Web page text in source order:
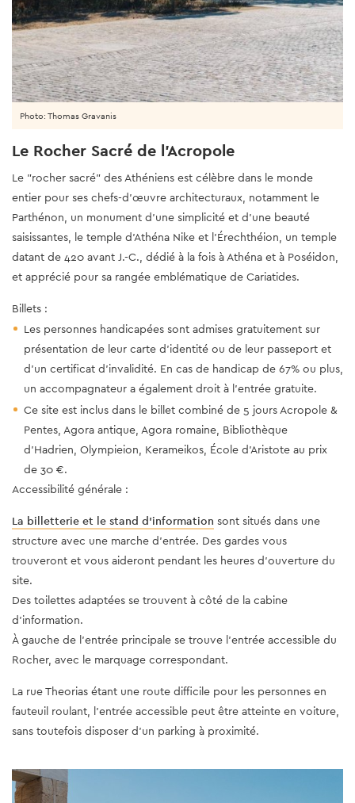
Le Rocher Sacré de l'Acropole
Le "rocher sacré" des Athéniens est célèbre dans le monde
entier pour ses chefs-d'œuvre architecturaux, notamment le
Parthénon, un monument d'une simplicité et d'une beauté
saisissantes, le temple d'Athéna Nike et l'Érechthéion, un temple
datant de 420 avant J.-C., dédié à la fois à Athéna et à Poséidon,
et apprécié pour sa rangée emblématique de Cariatides.
Billets :
Les personnes handicapées sont admises gratuitement sur
présentation de leur carte d'identité ou de leur passeport et
d'un certificat d'invalidité. En cas de handicap de 67% ou plus,
un accompagnateur a également droit à l'entrée gratuite.
Ce site est inclus dans le billet combiné de 5 jours Acropole &
Pentes, Agora antique, Agora romaine, Bibliothèque
d'Hadrien, Olympieion, Kerameikos, École d'Aristote au prix
de 30 €.
Accessibilité générale :
La billetterie et le stand d'information sont situés dans une
structure avec une marche d'entrée. Des gardes vous
trouveront et vous aideront pendant les heures d'ouverture du
site.
Des toilettes adaptées se trouvent à côté de la cabine
d'information.
À gauche de l'entrée principale se trouve l'entrée accessible du
Rocher, avec le marquage correspondant.
La rue Theorias étant une route difficile pour les personnes en
fauteuil roulant, l'entrée accessible peut être atteinte en voiture,
sans toutefois disposer d'un parking à proximité.
Photo: Thomas Gravanis